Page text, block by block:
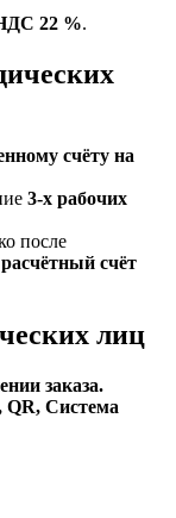
22 %.
счёту на
3‑х рабочих
после
счёт
лиц
заказа.
Система